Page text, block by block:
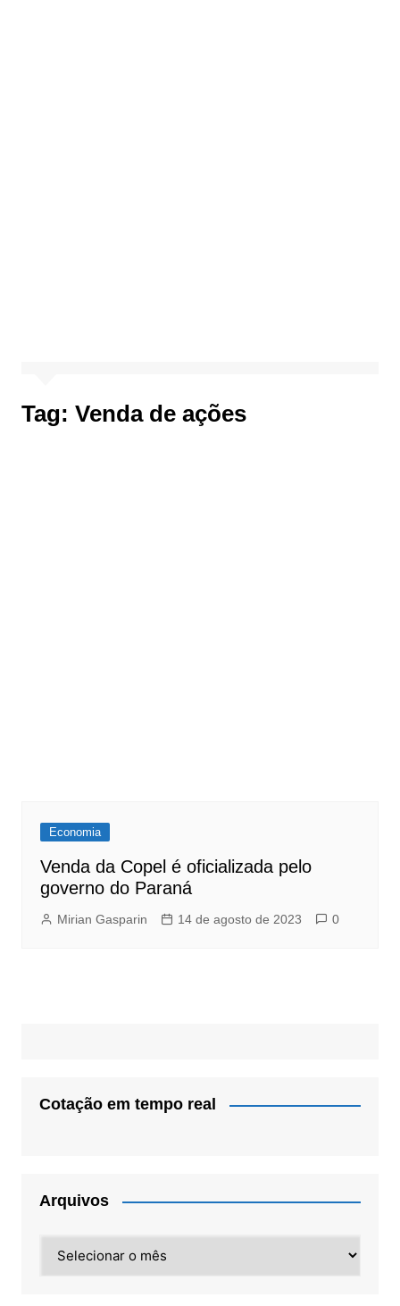
Tag: Venda de ações
Economia
Venda da Copel é oficializada pelo
governo do Paraná
Mirian Gasparin 14 de agosto de 2023 0
Cotação em tempo real
Arquivos